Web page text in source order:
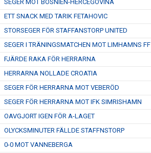
SEGER MOT BOSNIEN-HERCEGOVINA
ETT SNACK MED TARIK FETAHOVIC
STORSEGER FÖR STAFFANSTORP UNITED
SEGER I TRÄNINGSMATCHEN MOT LIMHAMNS FF
FJÄRDE RAKA FÖR HERRARNA
HERRARNA NOLLADE CROATIA
SEGER FÖR HERRARNA MOT VEBERÖD
SEGER FÖR HERRARNA MOT IFK SIMRISHAMN
OAVGJORT IGEN FÖR A-LAGET
OLYCKSMINUTER FÄLLDE STAFFNSTORP
0-0 MOT VANNEBERGA